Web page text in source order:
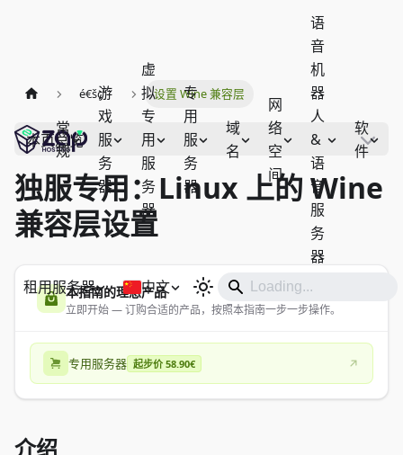
常
规
游
戏
服
务
器
虚
拟
专
用
服
务
器
专
用
服
务
器
域
名
网
络
空
间
语
音
机
器
人
&
语
音
服
务
器
软
件
租用服务器 中文
é€šç”¨ 设置 Wine 兼容层
本页总览
独服专用：Linux 上的 Wine
兼容层设置
本指南的理想产品
立即开始 — 订购合适的产品，按照本指南一步一步操作。
专用服务器 起步价 58.90€
介绍